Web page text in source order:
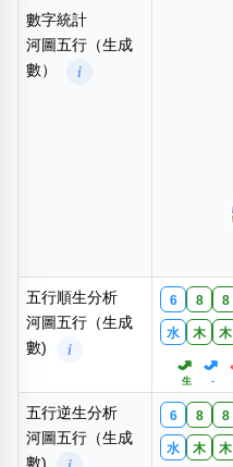
數字統計
河圖五行（生成
數）
i
五行順生分析
河圖五行（生成
數)
i
6 8 8
水 木 木
生 -
五行逆生分析
河圖五行（生成
數)
6 8 8
水 木 木